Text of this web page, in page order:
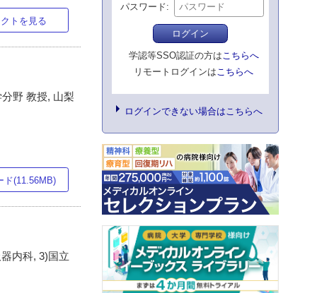
トを見る
野 教授, 山梨
ド(11.56MB)
内科, 3)国立
パスワード
ログイン
学認等SSO認証の方はこちらへ
リモートログインはこちらへ
ログインできない場合はこちらへ